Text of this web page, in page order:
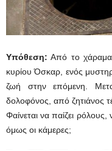
Υπόθεση: Από το
κυρίου Όσκαρ, ενός
ζωή στην επόμενη.
δολοφόνος, από ζητιάνος
Φαίνεται να παίζει
όμως οι κάμερες;